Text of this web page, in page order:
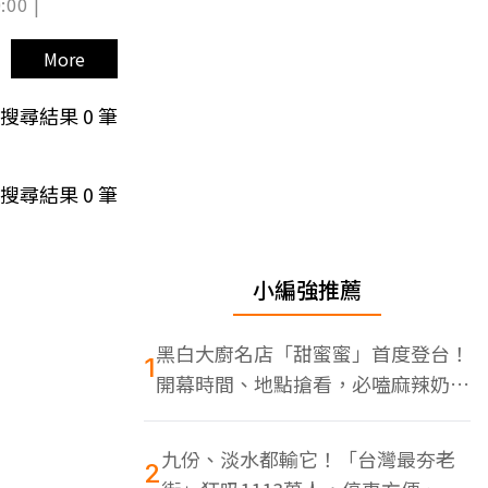
More
搜尋結果0筆
搜尋結果0筆
小編強推薦
1黑白大廚名店「甜蜜蜜」首度登台！
開幕時間、地點搶看，必嗑麻辣奶油
蝦
2九份、淡水都輸它！「台灣最夯老